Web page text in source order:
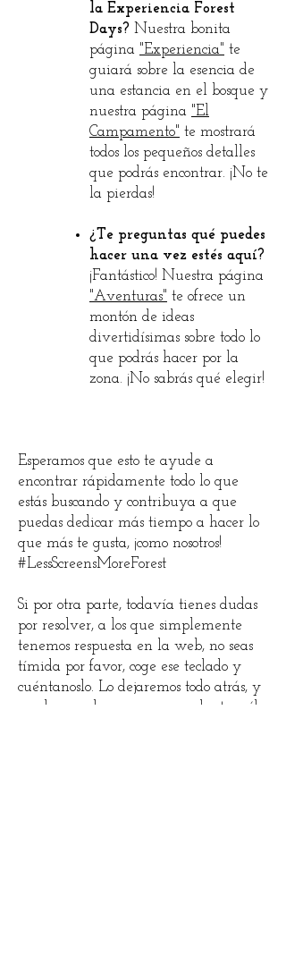
la Experiencia Forest
Days? Nuestra bonita
página "Experiencia" te
guiará sobre la esencia de
una estancia en el bosque y
nuestra página "El
Campamento" te mostrará
todos los pequeños detalles
que podrás encontrar. ¡No te
la pierdas!
¿Te preguntas qué puedes
hacer una vez estés aquí?
¡Fantástico! Nuestra página
"Aventuras" te ofrece un
montón de ideas
divertidísimas sobre todo lo
que podrás hacer por la
zona. ¡No sabrás qué elegir!
Esperamos que esto te ayude a
encontrar rápidamente todo lo que
estás buscando y contribuya a que
puedas dedicar más tiempo a hacer lo
que más te gusta, ¡como nosotros!
#LessScreensMoreForest
Si por otra parte, todavía tienes dudas
por resolver, a los que simplemente
tenemos respuesta en la web, no seas
tímida por favor, coge ese teclado y
cuéntanoslo. Lo dejaremos todo atrás, y
raudos y veloces correremos dentro, sólo